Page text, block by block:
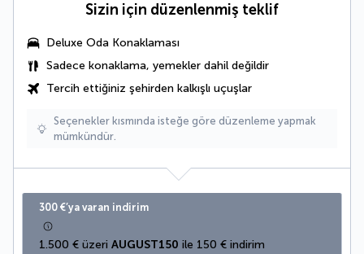
Sizin için düzenlenmiş teklif
Deluxe Oda Konaklaması
Sadece konaklama, yemekler dahil değildir
Tercih ettiğiniz şehirden kalkışlı uçuşlar
Seçenekler kısmında isteğe göre düzenleme yapmak
mümkündür.
300 €’ya varan indirim
1.500 € üzeri AUGUST150 ile 150 € indirim